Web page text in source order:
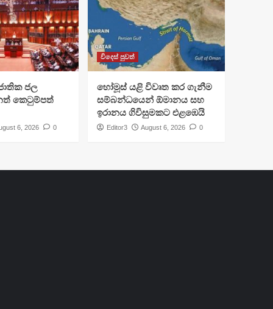
ජල
කෙටුම්පත්
6, 2026 0
විදෙස් පුවත්
හෝමූස් යළි විවෘත කර ගැනීම
සම්බන්ධයෙන් ඕමානය සහ
ඉරානය ගිවිසුමකට එළඹෙයි
Editor3 August 6, 2026 0